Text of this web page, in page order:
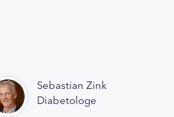
Sebastian Zink
Diabetologe